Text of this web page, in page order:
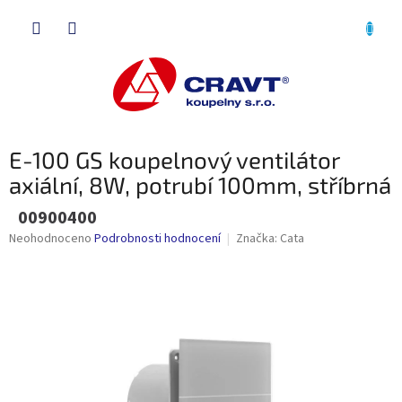
E-100 GS koupelnový ventilátor
axiální, 8W, potrubí 100mm, stříbrná
00900400
Průměrné
Neohodnoceno Podrobnosti hodnocení Značka: Cata